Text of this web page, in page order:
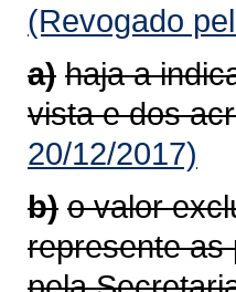
(Revogado
a) haja a
vista e dos
20/12/2017)
b) o valor
represente as